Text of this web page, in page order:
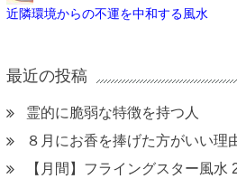
近隣環境からの不運を中和する風水
最近の投稿
霊的に脆弱な特徴を持つ人
８月にお香を捧げた方がいい理
【月間】フライングスター風水